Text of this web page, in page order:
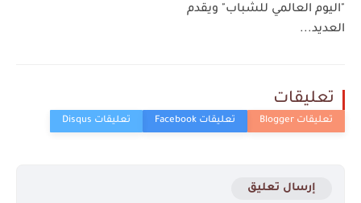
"اليوم العالمي للشباب" ويقدم
العديد...
تعليقات
إرسال تعليق